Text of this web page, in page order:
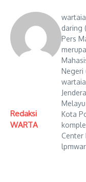
Redaksi
WARTA
daring
Pers
Negeri
Kota
Center